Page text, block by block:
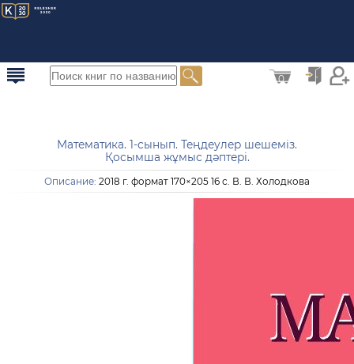
0
Математика. 1-сынып. Теңдеулер шешеміз.
Қосымша жұмыс дәптері.
Описание: 2018 г. формат 170×205 16 с. В. В. Холодкова